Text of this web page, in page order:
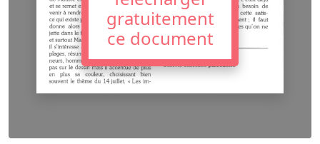
gratuitement
ce document